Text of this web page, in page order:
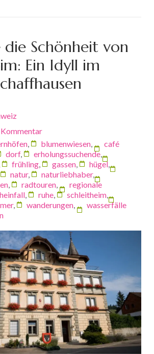
die Schönheit von
Ein Idyll im
, blumenwiesen,
café
dorf, erholungssuchende,
frühling, gassen, hügel,
natur, naturliebhaber,
, radtouren,
regionale
, ruhe, schleitheim,
, wanderungen,
wasserfälle